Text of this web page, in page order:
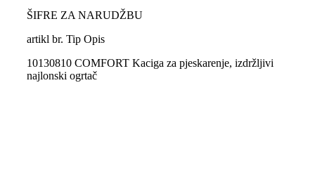
ŠIFRE ZA NARUDŽBU
artikl br. Tip Opis
10130810 COMFORT Kaciga za pjeskarenje, izdržljivi
najlonski ogrtač